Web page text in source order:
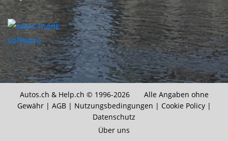
Autos.ch & Help.ch © 1996-2026 Alle Angaben ohne
Gewähr | AGB| Nutzungsbedingungen | Cookie Policy|
Datenschutz
Über uns